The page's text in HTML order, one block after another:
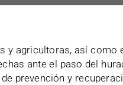
y agricultoras, así como
ante el paso del
prevención y